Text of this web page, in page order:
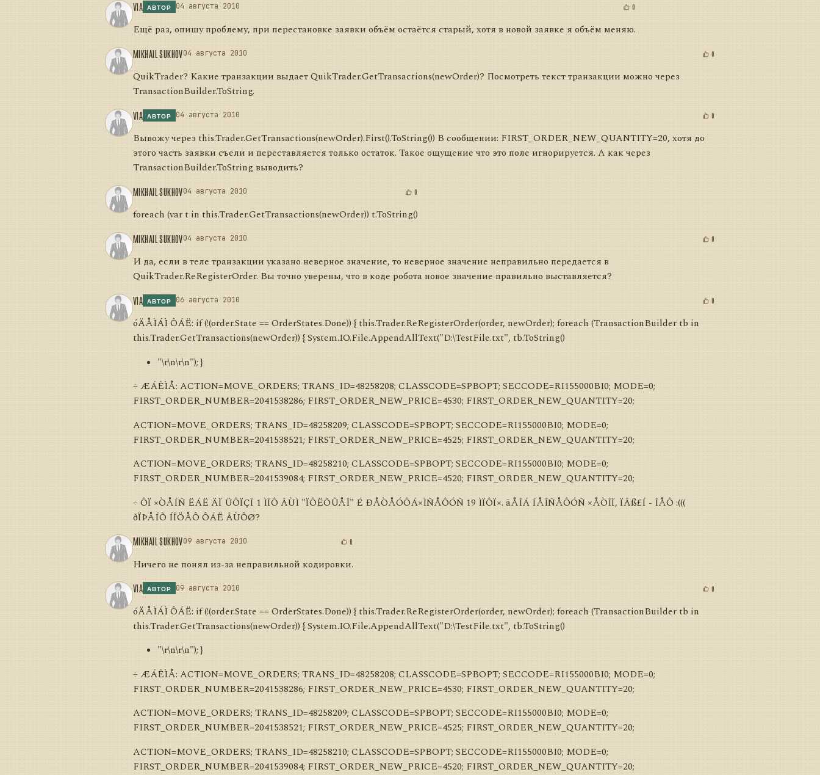
VIA АВТОР 04 августа 2010 0
Ещё раз, опишу проблему, при перестановке заявки объём остаётся старый, хотя в новой заявке я объём меняю.
MIKHAIL SUKHOV04 августа 2010 0
QuikTrader? Какие транзакции выдает QuikTrader.GetTransactions(newOrder)? Посмотреть текст транзакции можно через
TransactionBuilder.ToString.
VIA АВТОР 04 августа 2010 0
Вывожу через this.Trader.GetTransactions(newOrder).First().ToString()) В сообщении: FIRST_ORDER_NEW_QUANTITY=20, хотя до
этого часть заявки съели и переставляется только остаток. Такое ощущение что это поле игнорируется. А как через
TransactionBuilder.ToString выводить?
MIKHAIL SUKHOV04 августа 2010 0
foreach (var t in this.Trader.GetTransactions(newOrder)) t.ToString()
MIKHAIL SUKHOV04 августа 2010 0
И да, если в теле транзакции указано неверное значение, то неверное значение неправильно передается в
QuikTrader.ReRegisterOrder. Вы точно уверены, что в коде робота новое значение правильно выставляется?
VIA АВТОР 06 августа 2010 0
óÄÅÌÁÌ ÔÁË: if (!(order.State == OrderStates.Done)) { this.Trader.ReRegisterOrder(order, newOrder); foreach (TransactionBuilder tb in
this.Trader.GetTransactions(newOrder)) { System.IO.File.AppendAllText("D:\TestFile.txt", tb.ToString()
"\r\n\r\n"); }
÷ ÆÁÊÌÅ: ACTION=MOVE_ORDERS; TRANS_ID=48258208; CLASSCODE=SPBOPT; SECCODE=RI155000BI0; MODE=0;
FIRST_ORDER_NUMBER=2041538286; FIRST_ORDER_NEW_PRICE=4530; FIRST_ORDER_NEW_QUANTITY=20;
ACTION=MOVE_ORDERS; TRANS_ID=48258209; CLASSCODE=SPBOPT; SECCODE=RI155000BI0; MODE=0;
FIRST_ORDER_NUMBER=2041538521; FIRST_ORDER_NEW_PRICE=4525; FIRST_ORDER_NEW_QUANTITY=20;
ACTION=MOVE_ORDERS; TRANS_ID=48258210; CLASSCODE=SPBOPT; SECCODE=RI155000BI0; MODE=0;
FIRST_ORDER_NUMBER=2041539084; FIRST_ORDER_NEW_PRICE=4520; FIRST_ORDER_NEW_QUANTITY=20;
÷ ÔÏ ×ÒÅÍÑ ËÁË ÄÏ ÜÔÏÇÏ 1 ÌÏÔ ÂÙÌ "ÏÔËÕÛÅÎ" É ÐÅÒÅÓÔÁ×ÌÑÅÔÓÑ 19 ÌÏÔÏ×. ãÅÎÁ ÍÅÎÑÅÔÓÑ ×ÅÒÎÏ, ÏÂß£Í - ÎÅÔ :(((
ðÏÞÅÍÕ ÍÏÖÅÔ ÔÁË ÂÙÔØ?
MIKHAIL SUKHOV09 августа 2010 0
Ничего не понял из-за неправильной кодировки.
VIA АВТОР 09 августа 2010 0
óÄÅÌÁÌ ÔÁË: if (!(order.State == OrderStates.Done)) { this.Trader.ReRegisterOrder(order, newOrder); foreach (TransactionBuilder tb in
this.Trader.GetTransactions(newOrder)) { System.IO.File.AppendAllText("D:\TestFile.txt", tb.ToString()
"\r\n\r\n"); }
÷ ÆÁÊÌÅ: ACTION=MOVE_ORDERS; TRANS_ID=48258208; CLASSCODE=SPBOPT; SECCODE=RI155000BI0; MODE=0;
FIRST_ORDER_NUMBER=2041538286; FIRST_ORDER_NEW_PRICE=4530; FIRST_ORDER_NEW_QUANTITY=20;
ACTION=MOVE_ORDERS; TRANS_ID=48258209; CLASSCODE=SPBOPT; SECCODE=RI155000BI0; MODE=0;
FIRST_ORDER_NUMBER=2041538521; FIRST_ORDER_NEW_PRICE=4525; FIRST_ORDER_NEW_QUANTITY=20;
ACTION=MOVE_ORDERS; TRANS_ID=48258210; CLASSCODE=SPBOPT; SECCODE=RI155000BI0; MODE=0;
FIRST_ORDER_NUMBER=2041539084; FIRST_ORDER_NEW_PRICE=4520; FIRST_ORDER_NEW_QUANTITY=20;